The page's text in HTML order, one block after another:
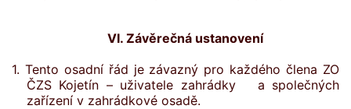
VI. Závěrečná ustanovení
1. Tento osadní řád je závazný pro každého člena ZO
ČZS Kojetín – uživatele zahrádky
a společných
zařízení v zahrádkové osadě.